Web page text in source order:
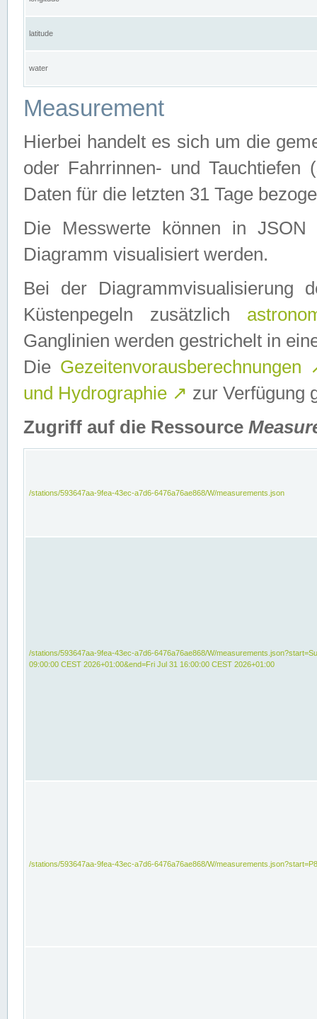
latitude
water
Measurement
Hierbei handelt es sich um die
oder Fahrrinnen- und Tauchtiefen
Daten für die letzten 31 Tage
Die Messwerte können in
Diagramm visualisiert werden.
Bei der Diagrammvisualisierung
Küstenpegeln zusätzlich
Ganglinien werden gestrichelt in
Die Gezeitenvorausberechnungen
und Hydrographie ↗ zur Verfügung
Zugriff auf die Ressource
/stations/593647aa-9fea-43ec-a7d6-6476a76ae868/W/measurements.json
/stations/593647aa-9fea-43ec-a7d6-6476a76ae868/W/
09:00:00 CEST 2026+01:00&end=Fri Jul 31 16:00:00 CEST 2026+01:00
/stations/593647aa-9fea-43ec-a7d6-6476a76ae868/W/